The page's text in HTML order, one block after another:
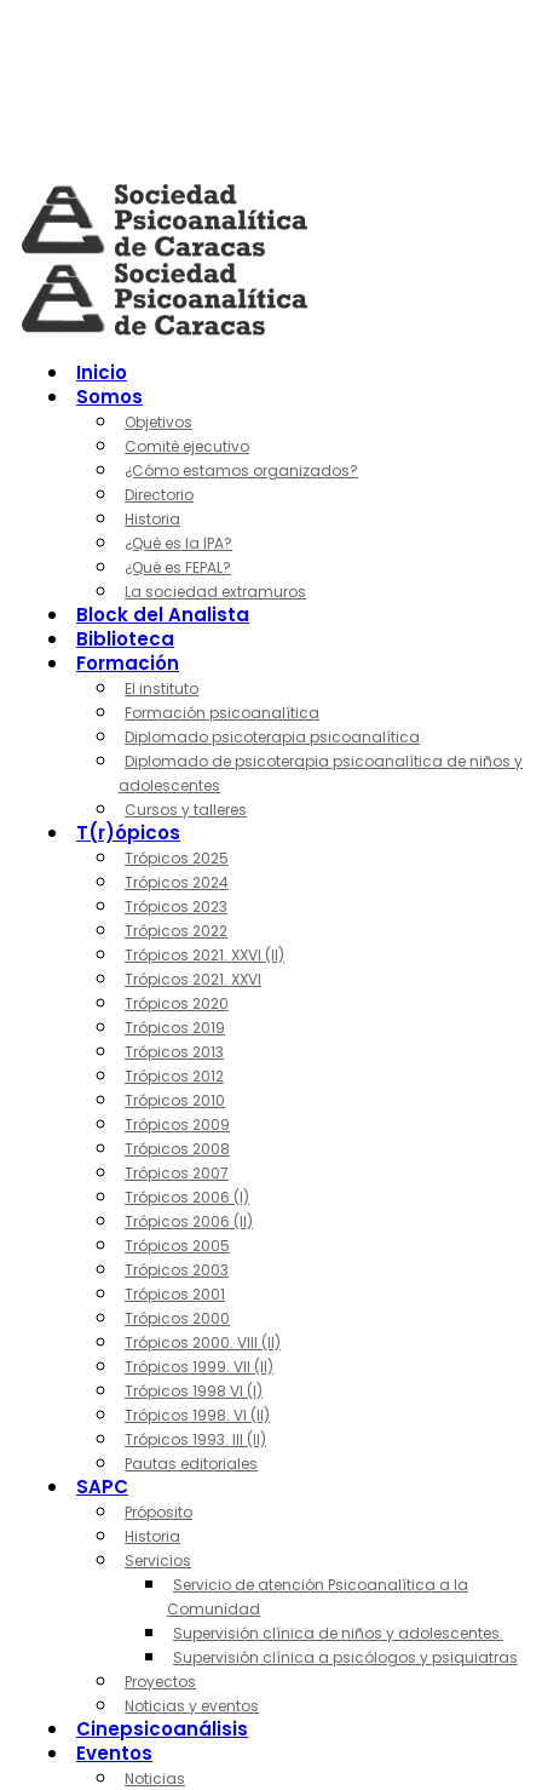
Inicio
Somos
Objetivos
Comité ejecutivo
¿Cómo estamos organizados?
Directorio
Historia
¿Qué es la IPA?
¿Qué es FEPAL?
La sociedad extramuros
Block del Analista
Biblioteca
Formación
El instituto
Formación psicoanalítica
Diplomado psicoterapia psicoanalítica
Diplomado de psicoterapia psicoanalítica de niños y
adolescentes
Cursos y talleres
T(r)ópicos
Trópicos 2025
Trópicos 2024
Trópicos 2023
Trópicos 2022
Trópicos 2021. XXVI (II)
Trópicos 2021. XXVI
Trópicos 2020
Trópicos 2019
Trópicos 2013
Trópicos 2012
Trópicos 2010
Trópicos 2009
Trópicos 2008
Trópicos 2007
Trópicos 2006 (I)
Trópicos 2006 (II)
Trópicos 2005
Trópicos 2003
Trópicos 2001
Trópicos 2000
Trópicos 2000. VIII (II)
Trópicos 1999. VII (II)
Trópicos 1998 VI (I)
Trópicos 1998. VI (II)
Trópicos 1993. III (II)
Pautas editoriales
SAPC
Próposito
Historia
Servicios
Servicio de atención Psicoanalítica a la
Comunidad
Supervisión clínica de niños y adolescentes.
Supervisión clínica a psicólogos y psiquiatras
Proyectos
Noticias y eventos
Cinepsicoanálisis
Eventos
Noticias